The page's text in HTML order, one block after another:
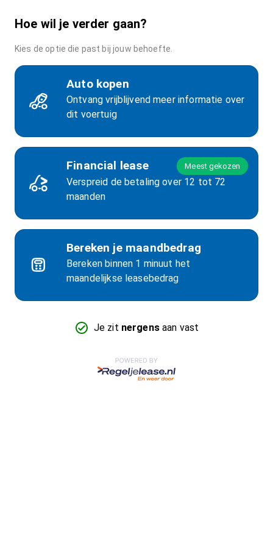
Hoe wil je verder gaan?
Kies de optie die past bij jouw behoefte.
Auto kopen
Ontvang vrijblijvend meer informatie over
dit voertuig
Financial lease Meest gekozen
Verspreid de betaling over 12 tot 72
maanden
Bereken je maandbedrag
Bereken binnen 1 minuut het
maandelijkse leasebedrag
Je zit nergensaan vast